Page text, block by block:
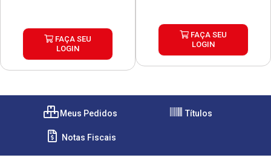
FAÇA SEU
LOGIN
FAÇA SEU
LOGIN
Meus Pedidos Títulos
Notas Fiscais